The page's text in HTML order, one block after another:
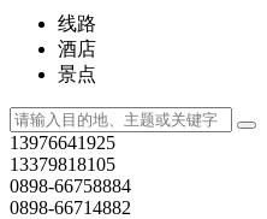
线路
酒店
景点
13976641925
13379818105
0898-66758884
0898-66714882